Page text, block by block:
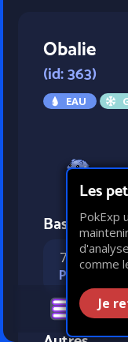
Obalie
(id: 363)
EAU
Bases
70
PV
Les
PokExp
comme
Je